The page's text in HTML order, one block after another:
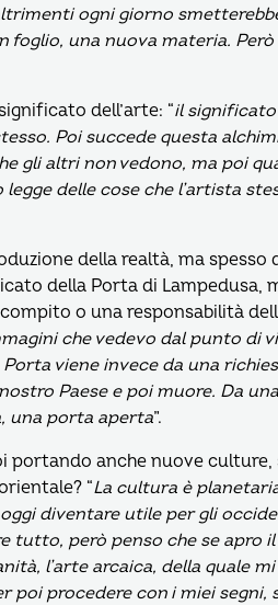
ogni giorno
foglio, una nuova materia.
dell’arte: “il significato
Poi succede questa
gli altri non vedono, ma poi
delle cose che l’artista
della realtà, ma spesso
della Porta di Lampedusa,
o una responsabilità
che vedevo dal punto di
viene invece da una
Paese e poi muore. Da
una porta aperta”.
portando anche nuove culture,
“La cultura è
diventare utile per gli
tutto, però penso che se apro
l’arte arcaica, della quale
poi procedere con i miei segni,